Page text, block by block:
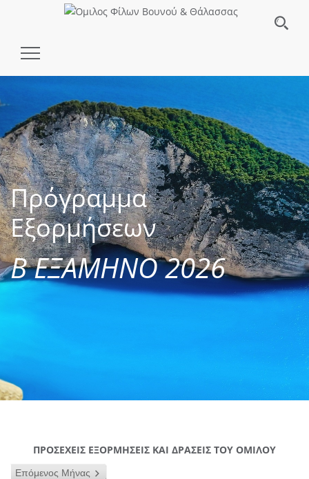
Toggle
Πρόγραμμα
Εξορμήσεων
Β ΕΞΑΜΗΝΟ 2026
ΠΡΟΣΕΧΕΙΣ ΕΞΟΡΜΗΣΕΙΣ ΚΑΙ ΔΡΑΣΕΙΣ ΤΟΥ ΟΜΙΛΟΥ
Επόμενος Μήνας